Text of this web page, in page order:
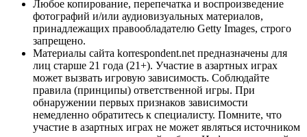
Любое копирование, перепечатка и воспроизведение
фотографий и/или аудиовизуальных материалов,
принадлежащих правообладателю Getty Images, строго
запрещено.
Материалы сайта korrespondent.net предназначены для
лиц старше 21 года (21+). Участие в азартных играх
может вызвать игровую зависимость. Соблюдайте
правила (принципы) ответственной игры. При
обнаружении первых признаков зависимости
немедленно обратитесь к специалисту. Помните, что
участие в азартных играх не может являться источником